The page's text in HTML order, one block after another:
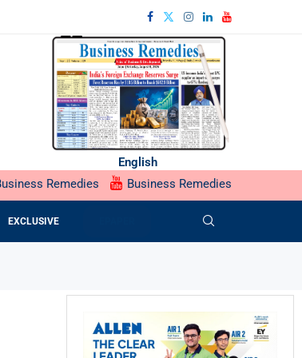
English
Remedies Business Remedies
EXCLUSIVE